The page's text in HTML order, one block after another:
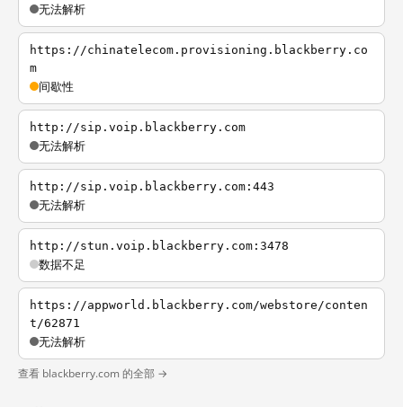
无法解析
https://chinatelecom.provisioning.blackberry.co
m
间歇性
http://sip.voip.blackberry.com
无法解析
http://sip.voip.blackberry.com:443
无法解析
http://stun.voip.blackberry.com:3478
数据不足
https://appworld.blackberry.com/webstore/conten
t/62871
无法解析
查看 blackberry.com 的全部 →